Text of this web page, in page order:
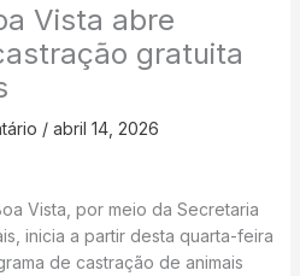
Vista abre
gratuita
/ abril 14, 2026
Vista, por meio da Secretaria
inicia a partir desta quarta-feira
de castração de animais